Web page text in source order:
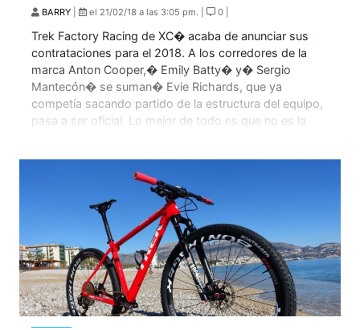
BARRY el 21/02/18 a las 3:05 pm. | 0 |
Trek Factory Racing de XC� acaba de anunciar sus
contrataciones para el 2018. A los corredores de la
marca Anton Cooper,� Emily Batty� y� Sergio
Mantecón� se suman� Evie Richards, que ya
competía sacando partido de la estructura del equipo,
pasa a ser oficial. Lo mejor de todo es que no es la